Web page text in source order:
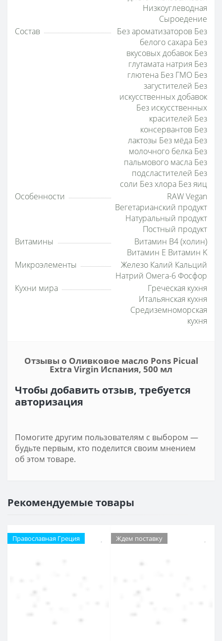
Низкоуглеводная
Сыроедение
Состав
Без ароматизаторов Без
белого сахара Без
вкусовых добавок Без
глутамата натрия Без
глютена Без ГМО Без
загустителей Без
искусственных добавок
Без искусственных
красителей Без
консервантов Без
лактозы Без мёда Без
молочного белка Без
пальмового масла Без
подсластителей Без
соли Без хлора Без яиц
Особенности
RAW Vegan
Вегетарианский продукт
Натуральный продукт
Постный продукт
Витамины
Витамин B4 (холин)
Витамин E Витамин K
Микроэлементы
Железо Калий Кальций
Натрий Омега-6 Фосфор
Кухни мира
Греческая кухня
Итальянская кухня
Средиземноморская
кухня
Отзывы о Оливковое масло Pons Picual
Extra Virgin Испания, 500 мл
Чтобы добавить отзыв, требуется
авторизация
Помогите другим пользователям с выбором —
будьте первым, кто поделится своим мнением
об этом товаре.
Рекомендуемые товары
Православная Греция Ждем поставку